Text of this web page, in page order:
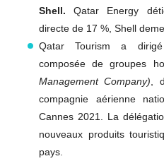
Shell. Qatar Energy
directe de 17 %, Shell
Qatar Tourism a
composée de groupes
Management Company) ,
compagnie aérienne
Cannes 2021. La
nouveaux produits
pays.